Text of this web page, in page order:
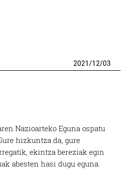
2021/12/03
Nazioarteko Eguna ospatu
hizkuntza da, gure
ekintza bereziak egin
abesten hasi dugu eguna.